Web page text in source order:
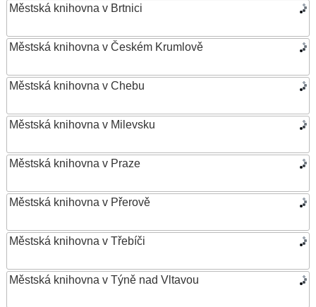
Městská knihovna v Brtnici
Městská knihovna v Českém Krumlově
Městská knihovna v Chebu
Městská knihovna v Milevsku
Městská knihovna v Praze
Městská knihovna v Přerově
Městská knihovna v Třebíči
Městská knihovna v Týně nad Vltavou